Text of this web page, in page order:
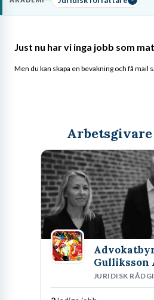
eller författarskap, ofta kompletterat
Löneguide Arbetsuppgifter
Just nu har vi inga jobb som
Men du kan skapa en bevakning och få mail
Gulliksson
JURIDISK